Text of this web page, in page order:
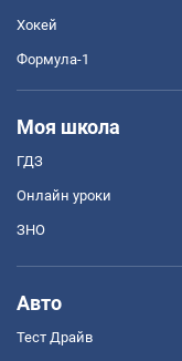
Хокей
Формула-1
Моя школа
ГДЗ
Онлайн уроки
ЗНО
Авто
Тест Драйв